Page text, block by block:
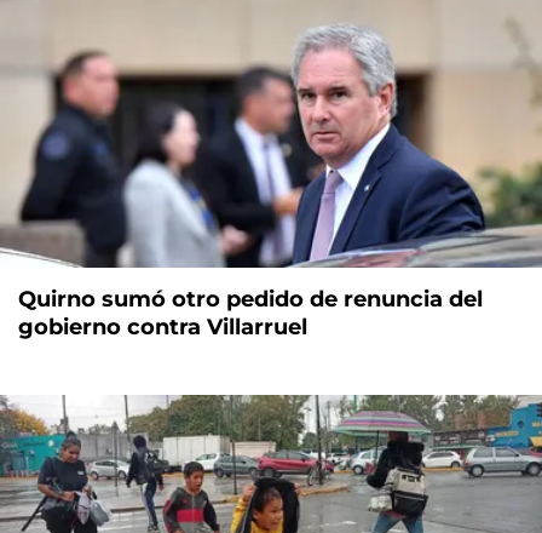
Quirno sumó otro pedido de renuncia del
gobierno contra Villarruel